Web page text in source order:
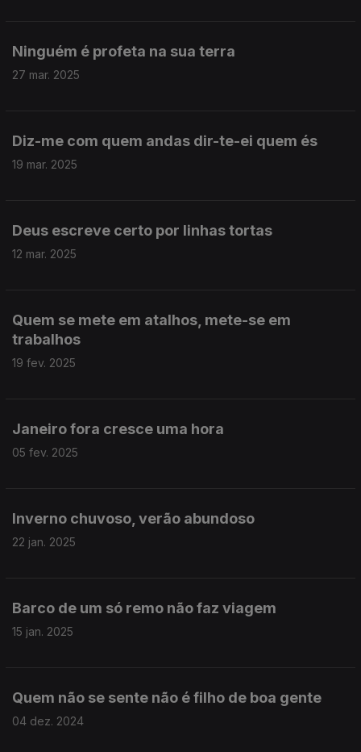
Ninguém é profeta na sua terra
27 mar. 2025
Diz-me com quem andas dir-te-ei quem és
19 mar. 2025
Deus escreve certo por linhas tortas
12 mar. 2025
Quem se mete em atalhos, mete-se em
trabalhos
19 fev. 2025
Janeiro fora cresce uma hora
05 fev. 2025
Inverno chuvoso, verão abundoso
22 jan. 2025
Barco de um só remo não faz viagem
15 jan. 2025
Quem não se sente não é filho de boa gente
04 dez. 2024